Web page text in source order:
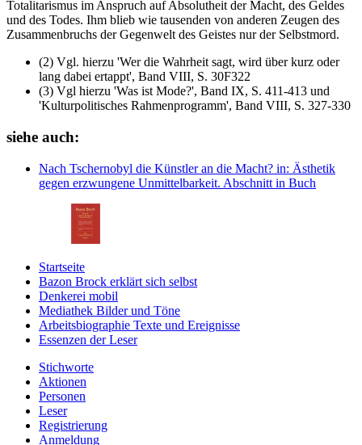
Totalitarismus im Anspruch auf Absolutheit der Macht, des Geldes
und des Todes. Ihm blieb wie tausenden von anderen Zeugen des
Zusammenbruchs der Gegenwelt des Geistes nur der Selbstmord.
(2) Vgl. hierzu 'Wer die Wahrheit sagt, wird über kurz oder
lang dabei ertappt', Band VIII, S. 30F322
(3) Vgl hierzu 'Was ist Mode?', Band IX, S. 411-413 und
'Kulturpolitisches Rahmenprogramm', Band VIII, S. 327-330
siehe auch:
Nach Tschernobyl die Künstler an die Macht? in: Ästhetik
gegen erzwungene Unmittelbarkeit. Abschnitt in Buch
Startseite
Bazon Brock erklärt sich selbst
Denkerei mobil
Mediathek Bilder und Töne
Arbeitsbiographie Texte und Ereignisse
Essenzen der Leser
Stichworte
Aktionen
Personen
Leser
Registrierung
Anmeldung